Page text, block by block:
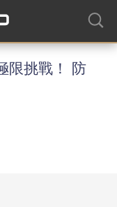
限挑戰！ 防